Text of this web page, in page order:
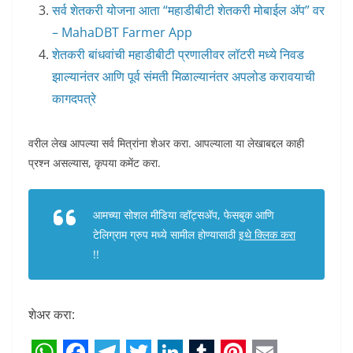
सर्व शेतकरी योजना आता “महाडीबीटी शेतकरी मोबाईल अ‍ॅप” वर
– MahaDBT Farmer App
शेतकरी बांधवांची महाडीबीटी प्रणालीवर लॉटरी मध्ये निवड
झाल्यानंतर आणि पूर्व संमती मिळाल्यानंतर अपलोड करावयाची
कागदपत्रे
वरील लेख आपल्या सर्व मित्रांना शेअर करा. आपल्याला या लेखाबद्दल काही
प्रश्न असल्यास, कृपया कमेंट करा.
आमच्या सोशल मीडिया व्हॉट्सअ‍ॅप, फेसबुक आणि
टेलिग्राम ग्रुप मध्ये सामील होण्यासाठीइथे क्लिक करा
!!
शेअर करा: